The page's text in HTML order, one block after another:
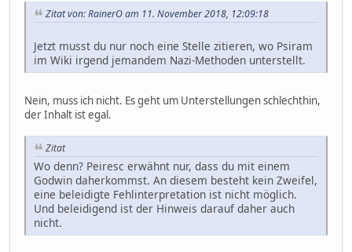
Zitat von: RainerO am 11. November 2018, 12:09:18
Jetzt musst du nur noch eine Stelle zitieren, wo Psiram
im Wiki irgend jemandem Nazi-Methoden unterstellt.
Nein, muss ich nicht. Es geht um Unterstellungen schlechthin,
der Inhalt ist egal.
Zitat
Wo denn? Peiresc erwähnt nur, dass du mit einem
Godwin daherkommst. An diesem besteht kein Zweifel,
eine beleidigte Fehlinterpretation ist nicht möglich.
Und beleidigend ist der Hinweis darauf daher auch
nicht.